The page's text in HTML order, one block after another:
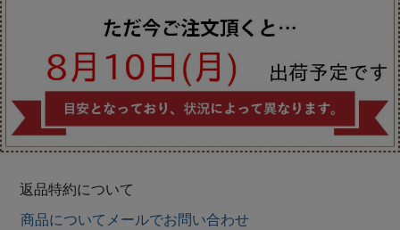
返品特約について
商品についてメールでお問い合わせ